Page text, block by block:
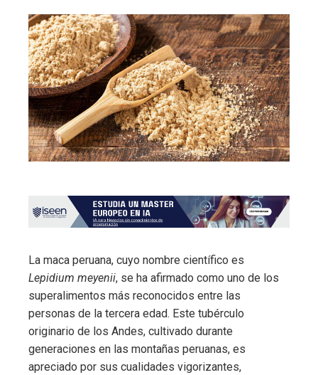
La maca peruana, cuyo nombre científico es
Lepidium meyenii, se ha afirmado como uno de los
superalimentos más reconocidos entre las
personas de la tercera edad. Este tubérculo
originario de los Andes, cultivado durante
generaciones en las montañas peruanas, es
apreciado por sus cualidades vigorizantes,